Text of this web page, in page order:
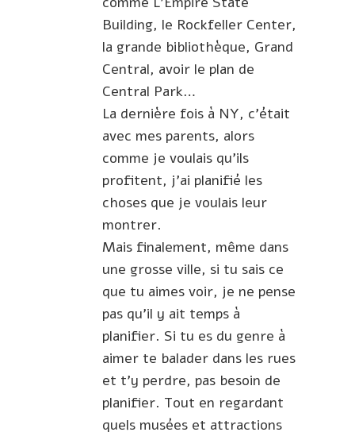
Building, le Rockfeller Center,
la grande bibliothèque, Grand
Central, avoir le plan de
Central Park…
La dernière fois à NY, c’était
avec mes parents, alors
comme je voulais qu’ils
profitent, j’ai planifié les
choses que je voulais leur
montrer.
Mais finalement, même dans
une grosse ville, si tu sais ce
que tu aimes voir, je ne pense
pas qu’il y ait temps à
planifier. Si tu es du genre à
aimer te balader dans les rues
et t’y perdre, pas besoin de
planifier. Tout en regardant
quels musées et attractions